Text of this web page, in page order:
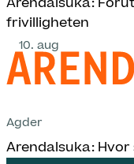
frivilligheten
10. aug
Agder
Arendalsuka: